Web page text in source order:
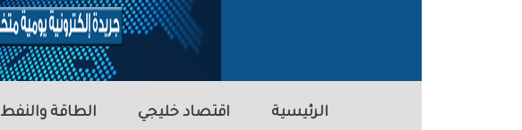
الرئيسية اقتصاد خليجي الطاقة والنفط